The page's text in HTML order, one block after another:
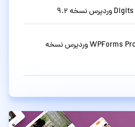
افزونه ایجاد فرم های چند مرحله ای WPForms Pro وردپرس نسخه